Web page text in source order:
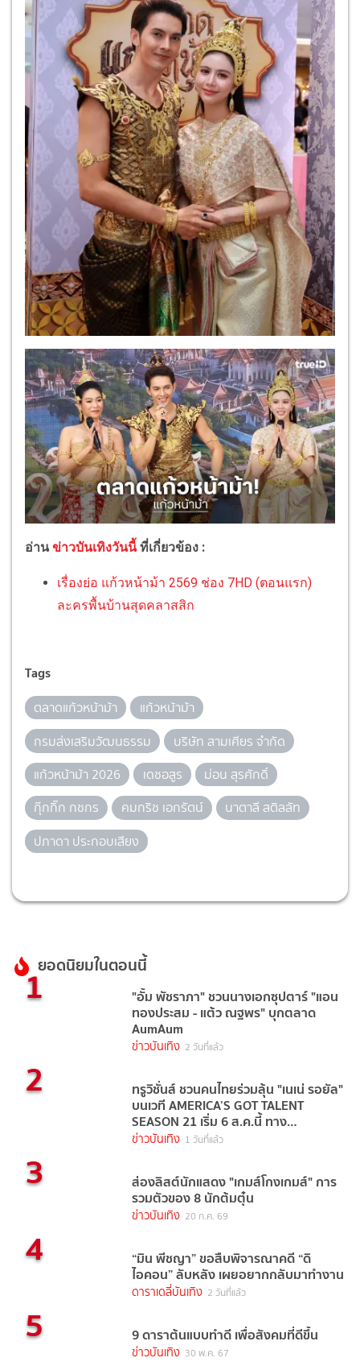
อ่านข่าวบันเทิงวันนี้ ที่เกี่ยวข้อง :
เรื่องย่อ แก้วหน้าม้า 2569 ช่อง 7HD (ตอนแรก)
ละครพื้นบ้านสุดคลาสสิก
Tags
ตลาดแก้วหน้าม้า
แก้วหน้าม้า
กรมส่งเสริมวัฒนธรรม
บริษัท สามเศียร จำกัด
แก้วหน้าม้า 2026
เดชอสูร
ม่อน สุรศักดิ์
กุ๊กกิ๊ก กชกร
คมกริช เอกรัตน์
นาตาลี สติลลัท
ปภาดา ประกอบเสียง
ยอดนิยมในตอนนี้
1 "อั้ม พัชราภา" ชวนนางเอกซุปตาร์ "แอน
ทองประสม - แต้ว ณฐพร" บุกตลาด
AumAum
ข่าวบันเทิง 2 วันที่แล้ว
2 ทรูวิชั่นส์ ชวนคนไทยร่วมลุ้น "เนเน่ รอยัล"
บนเวที AMERICA’S GOT TALENT
SEASON 21 เริ่ม 6 ส.ค.นี้ ทาง
TrueVisions NOW
ข่าวบันเทิง 1 วันที่แล้ว
3 ส่องลิสต์นักแสดง "เกมส์โกงเกมส์" การ
รวมตัวของ 8 นักต้มตุ๋น
ข่าวบันเทิง 20 ก.ค. 69
4 “มิน พีชญา” ขอสืบพิจารณาคดี “ดิ
ไอคอน” ลับหลัง เผยอยากกลับมาทำงาน
ดาราเดลี่บันเทิง 2 วันที่แล้ว
5 9 ดาราต้นแบบทำดี เพื่อสังคมที่ดีขึ้น
ข่าวบันเทิง 30 พ.ค. 67